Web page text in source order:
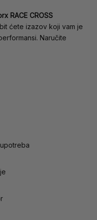
RACE CROSS
ćete izazov koji vam je
Naručite